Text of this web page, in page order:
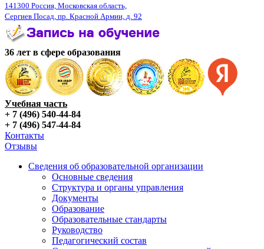
141300 Россия, Московская область,
Сергиев Посад, пр. Красной Армии, д. 92
36 лет в сфере образования
Учебная часть
+ 7 (496) 540-44-84
+ 7 (496) 547-44-84
Контакты
Отзывы
Сведения об образовательной организации
Основные сведения
Структура и органы управления
Документы
Образование
Образовательные стандарты
Руководство
Педагогический состав